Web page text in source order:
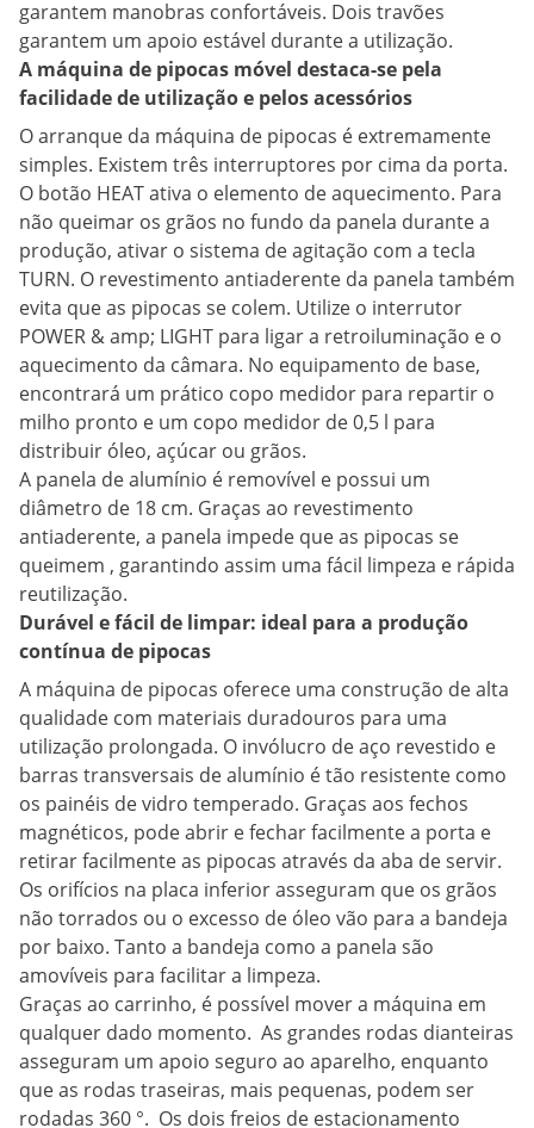
garantem manobras confortáveis. Dois travões
garantem um apoio estável durante a utilização.
A máquina de pipocas móvel destaca-se pela
facilidade de utilização e pelos acessórios
O arranque da máquina de pipocas é extremamente
simples. Existem três interruptores por cima da porta.
O botão HEAT ativa o elemento de aquecimento. Para
não queimar os grãos no fundo da panela durante a
produção, ativar o sistema de agitação com a tecla
TURN. O revestimento antiaderente da panela também
evita que as pipocas se colem. Utilize o interrutor
POWER & amp; LIGHT para ligar a retroiluminação e o
aquecimento da câmara. No equipamento de base,
encontrará um prático copo medidor para repartir o
milho pronto e um copo medidor de 0,5 l para
distribuir óleo, açúcar ou grãos.
A panela de alumínio é removível e possui um
diâmetro de 18 cm. Graças ao revestimento
antiaderente, a panela impede que as pipocas se
queimem , garantindo assim uma fácil limpeza e rápida
reutilização.
Durável e fácil de limpar: ideal para a produção
contínua de pipocas
A máquina de pipocas oferece uma construção de alta
qualidade com materiais duradouros para uma
utilização prolongada. O invólucro de aço revestido e
barras transversais de alumínio é tão resistente como
os painéis de vidro temperado. Graças aos fechos
magnéticos, pode abrir e fechar facilmente a porta e
retirar facilmente as pipocas através da aba de servir.
Os orifícios na placa inferior asseguram que os grãos
não torrados ou o excesso de óleo vão para a bandeja
por baixo. Tanto a bandeja como a panela são
amovíveis para facilitar a limpeza.
Graças ao carrinho, é possível mover a máquina em
qualquer dado momento. As grandes rodas dianteiras
asseguram um apoio seguro ao aparelho, enquanto
que as rodas traseiras, mais pequenas, podem ser
rodadas 360 °. Os dois freios de estacionamento